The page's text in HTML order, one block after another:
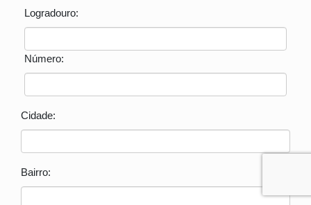
Logradouro:
Número:
Cidade:
Bairro: